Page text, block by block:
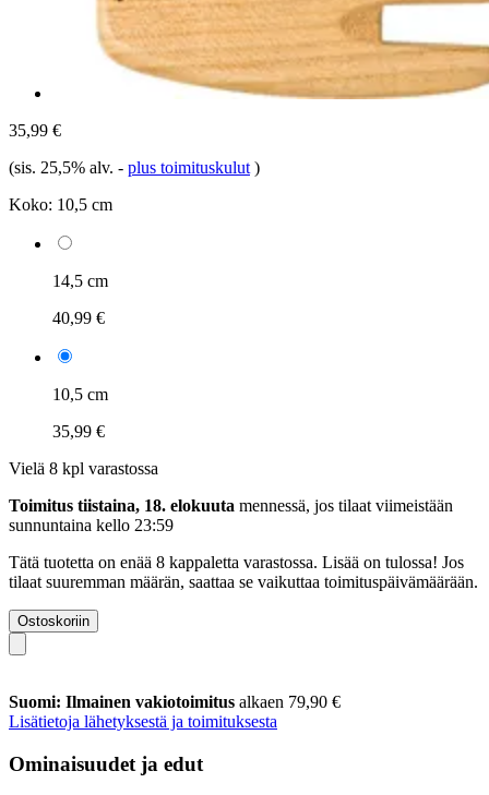
35,99 €
(sis. 25,5% alv. - plus toimituskulut )
Koko: 10,5 cm
14,5 cm
40,99 €
10,5 cm
35,99 €
Vielä 8 kpl varastossa
Toimitus tiistaina, 18. elokuuta mennessä, jos tilaat viimeistään
sunnuntaina kello 23:59
Tätä tuotetta on enää 8 kappaletta varastossa. Lisää on tulossa! Jos
tilaat suuremman määrän, saattaa se vaikuttaa toimituspäivämäärään.
Ostoskoriin
Suomi: Ilmainen vakiotoimitus alkaen 79,90 €
Lisätietoja lähetyksestä ja toimituksesta
Ominaisuudet ja edut